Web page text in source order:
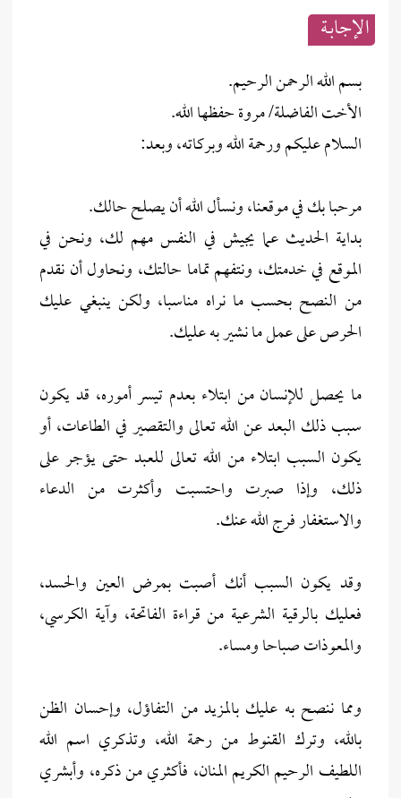
الإجابــة
بسم الله الرحمن الرحيم.
الأخت الفاضلة/ مروة حفظها الله.
السلام عليكم ورحمة الله وبركاته، وبعد:
مرحبا بك في موقعنا، ونسأل الله أن يصلح حالك.
بداية الحديث عما يجيش في النفس مهم لك، ونحن في
الموقع في خدمتك، ونتفهم تماما حالتك، ونحاول أن نقدم
من النصح بحسب ما نراه مناسبا، ولكن ينبغي عليك
الحرص على عمل ما نشير به عليك.
ما يحصل للإنسان من ابتلاء بعدم تيسر أموره، قد يكون
سبب ذلك البعد عن الله تعالى والتقصير في الطاعات، أو
يكون السبب ابتلاء من الله تعالى للعبد حتى يؤجر على
ذلك، وإذا صبرت واحتسبت وأكثرت من الدعاء
والاستغفار فرج الله عنك.
وقد يكون السبب أنك أصبت بمرض العين والحسد،
فعليك بالرقية الشرعية من قراءة الفاتحة، وآية الكرسي،
والمعوذات صباحا ومساء.
ومما ننصح به عليك بالمزيد من التفاؤل، وإحسان الظن
بالله، وترك القنوط من رحمة الله، وتذكري اسم الله
اللطيف الرحيم الكريم المنان، فأكثري من ذكره، وأبشري